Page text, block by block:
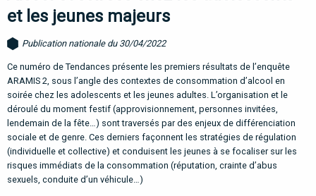
et les jeunes majeurs
Publication nationale du 30/04/2022
Ce numéro de Tendances présente les premiers résultats de l’enquête
ARAMIS 2, sous l’angle des contextes de consommation d’alcool en
soirée chez les adolescents et les jeunes adultes. L’organisation et le
déroulé du moment festif (approvisionnement, personnes invitées,
lendemain de la fête…) sonttraversés par des enjeux de différenciation
sociale et de genre. Ces derniers façonnent les stratégies de régulation
(individuelle et collective) et conduisent les jeunes à se focaliser sur les
risques immédiats de la consommation (réputation, crainte d’abus
sexuels, conduite d’un véhicule…)